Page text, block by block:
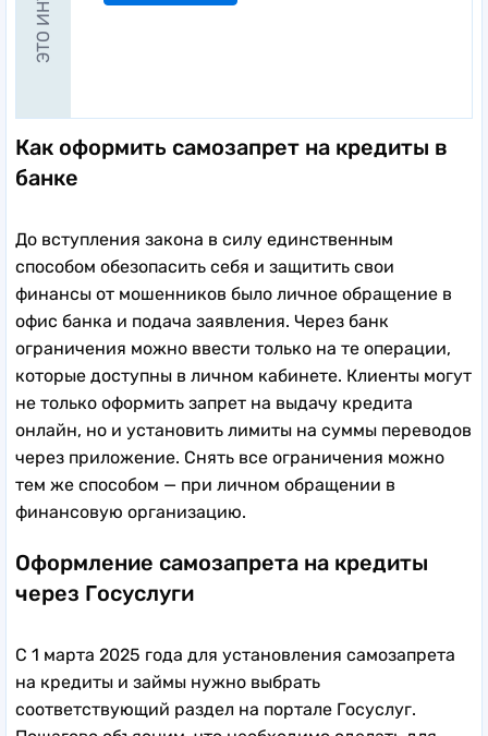
Как оформить самозапрет на кредиты в
банке
До вступления закона в силу единственным
способом обезопасить себя и защитить свои
финансы от мошенников было личное обращение в
офис банка и подача заявления. Через банк
ограничения можно ввести только на те операции,
которые доступны в личном кабинете. Клиенты могут
не только оформить запрет на выдачу кредита
онлайн, но и установить лимиты на суммы переводов
через приложение. Снять все ограничения можно
тем же способом — при личном обращении в
финансовую организацию.
Оформление самозапрета на кредиты
через Госуслуги
С 1 марта 2025 года для установления самозапрета
на кредиты и займы нужно выбрать
соответствующий раздел на портале Госуслуг.